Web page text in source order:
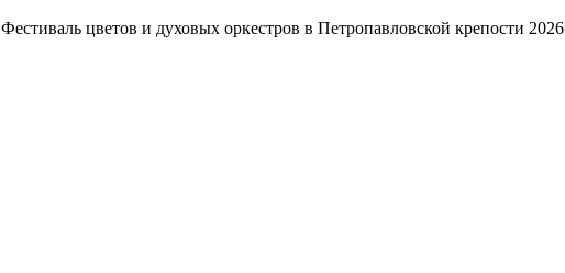
Фестиваль цветов и духовых оркестров в Петропавловской крепости 2026